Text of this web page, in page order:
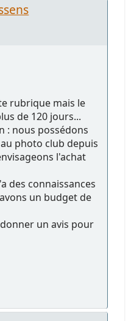
rubrique mais le
de 120 jours...
: nous possédons
photo club depuis
l'achat
des connaissances
un budget de
un avis pour